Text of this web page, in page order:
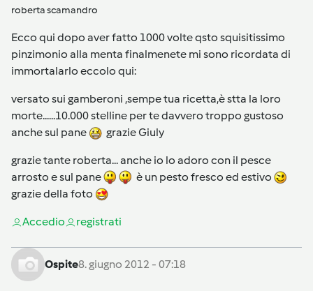
roberta scamandro
Ecco qui dopo aver fatto 1000 volte qsto squisitissimo
pinzimonio alla menta finalmenete mi sono ricordata di
immortalarlo eccolo qui:
versato sui gamberoni ,sempe tua ricetta,è stta la loro
morte......10.000 stelline per te davvero troppo gustoso
anche sul pane
grazie Giuly
grazie tante roberta... anche io lo adoro con il pesce
arrosto e sul pane
è un pesto fresco ed estivo
grazie della foto
Accedio registrati
Ospite8. giugno 2012 - 07:18